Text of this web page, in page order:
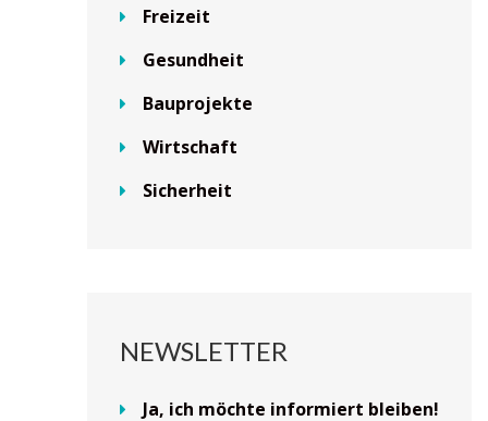
Freizeit
Gesundheit
Bauprojekte
Wirtschaft
Sicherheit
NEWSLETTER
Ja, ich möchte informiert bleiben!